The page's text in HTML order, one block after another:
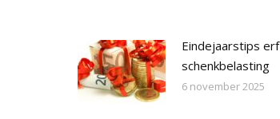
Eindejaarstips
schenkbelasting
6 november 2025